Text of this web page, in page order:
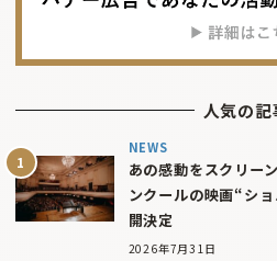
人気の記
NEWS
あの感動をスクリー
ンクールの映画“シ
開決定
2026年7月31日